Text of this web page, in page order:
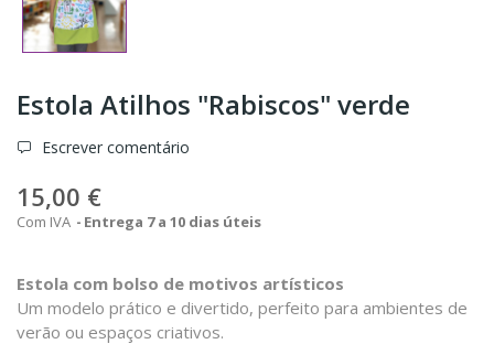
Estola Atilhos "Rabiscos" verde
Escrever comentário
15,00 €
Com IVA Entrega 7 a 10 dias úteis
Estola com bolso de motivos artísticos
Um modelo prático e divertido, perfeito para ambientes de
verão ou espaços criativos.